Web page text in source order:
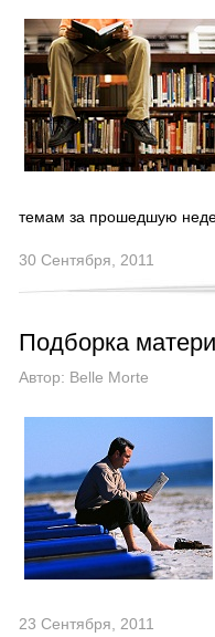
темам за прошедшую
30 Сентября, 2011
Подборка
Автор: Belle Morte
23 Сентября, 2011